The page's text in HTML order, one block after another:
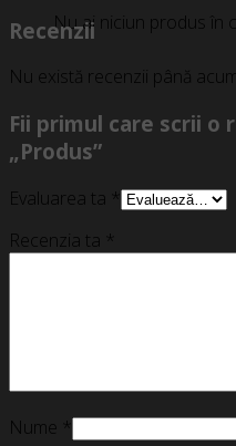
Nu ai niciun produs în
Recenzii
Nu există recenzii până
Fii primul care scrii o
„Produs”
Evaluarea ta *
Recenzia ta *
Nume *